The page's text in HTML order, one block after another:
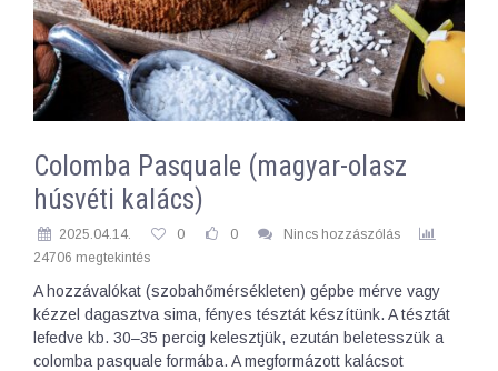
Colomba Pasquale (magyar-olasz
húsvéti kalács)
2025.04.14. 0 0
Nincs hozzászólás
24706 megtekintés
A hozzávalókat (szobahőmérsékleten) gépbe mérve vagy
kézzel dagasztva sima, fényes tésztát készítünk. A tésztát
lefedve kb. 30–35 percig kelesztjük, ezután beletesszük a
colomba pasquale formába. A megformázott kalácsot